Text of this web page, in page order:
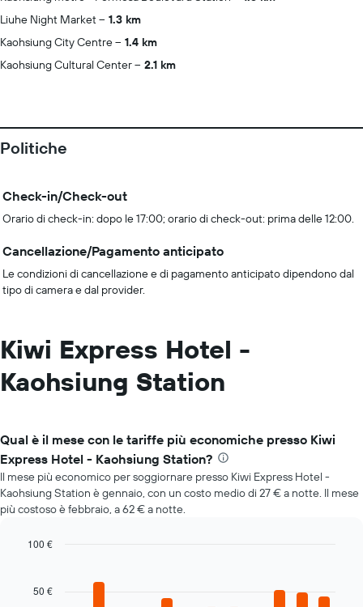
Liuhe Night Market
1.3 km
Kaohsiung City Centre
1.4 km
Kaohsiung Cultural Center
2.1 km
Politiche
Check-in/Check-out
Orario di check-in: dopo le 17:00; orario di check-out: prima delle 12:00.
Cancellazione/Pagamento anticipato
Le condizioni di cancellazione e di pagamento anticipato dipendono dal
tipo di camera e dal provider.
Kiwi Express Hotel -
Kaohsiung Station
Qual è il mese con le tariffe più economiche presso Kiwi
Express Hotel - Kaohsiung Station?
Il mese più economico per soggiornare presso Kiwi Express Hotel -
Kaohsiung Station è gennaio, con un costo medio di 27 € a notte. Il mese
più costoso è febbraio, a 62 € a notte.
with50 €
100 €